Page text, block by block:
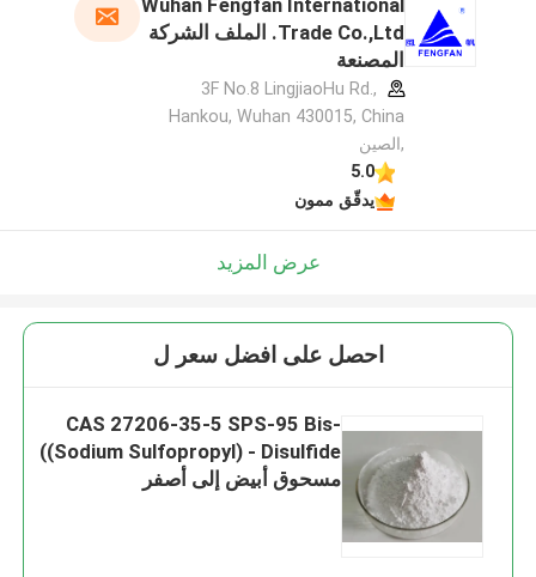
Wuhan Fengfan International
Trade Co.,Ltd. الملف الشركة
المصنعة
3F No.8 LingjiaoHu Rd.,
Hankou, Wuhan 430015, China
,الصين
5.0
يدقّق ممون
عرض المزيد
احصل على افضل سعر ل
CAS 27206-35-5 SPS-95 Bis-
((Sodium Sulfopropyl) - Disulfide
مسحوق أبيض إلى أصفر